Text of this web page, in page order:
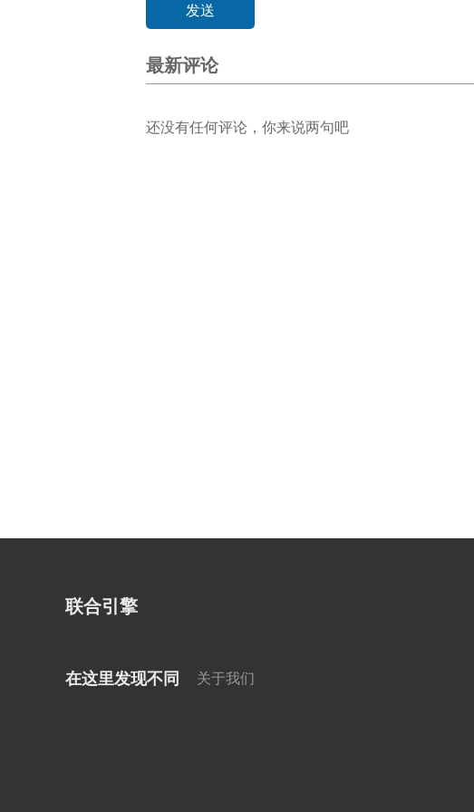
最新评论
还没有任何评论，你来说两句吧
联合引擎
在这里发现不同 关于我们